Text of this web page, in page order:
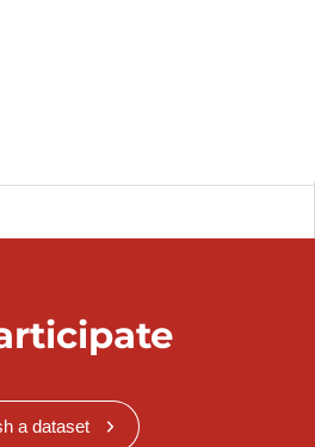
a dataset